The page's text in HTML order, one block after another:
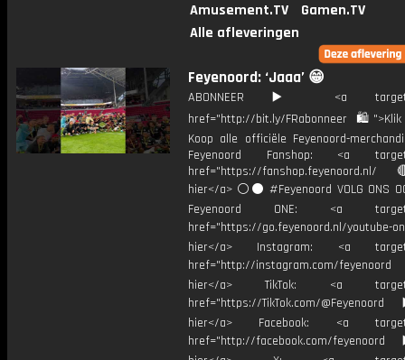
Amusement.TV
Gamen.TV
Alle afleveringen
Feyenoord: ‘Jaaa’ 😁
ABONNEER ▶️ <a
href="http://bit.ly/FRabonneer
Koop alle officiële Feyenoord-
Feyenoord Fanshop: <a
href="https://
hier</a> ⚪️⚫ #Feyenoord VOLG ONS
Feyenoord ONE: <a
href="https://go.feyenoord.nl/youtube-
hier</a> Instagram: <a
href="http://instagram.com/
hier</a> TikTok: <a
href="https://TikTok.com/
hier</a> Facebook: <a
href="http://facebook.com/